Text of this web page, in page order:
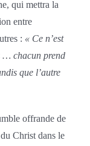
qui mettra la
entre
: « Ce n’est
… chacun prend
que l’autre
offrande de
Christ dans le